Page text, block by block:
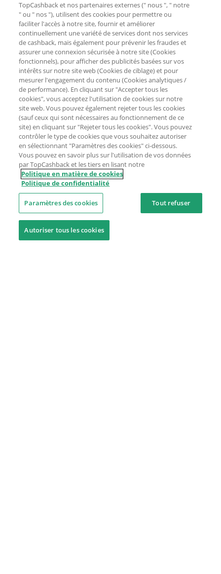
TopCashback et nos partenaires externes (" nous ", " notre
" ou " nos "), utilisent des cookies pour permettre ou
faciliter l'accès à notre site, fournir et améliorer
continuellement une variété de services dont nos services
de cashback, mais également pour prévenir les fraudes et
assurer une connexion sécurisée à notre site (Cookies
fonctionnels), pour afficher des publicités basées sur vos
intérêts sur notre site web (Cookies de ciblage) et pour
mesurer l'engagement du contenu (Cookies analytiques /
de performance). En cliquant sur "Accepter tous les
cookies", vous acceptez l'utilisation de cookies sur notre
site web. Vous pouvez également rejeter tous les cookies
(sauf ceux qui sont nécessaires au fonctionnement de ce
site) en cliquant sur "Rejeter tous les cookies". Vous pouvez
contrôler le type de cookies que vous souhaitez autoriser
en sélectionnant "Paramètres des cookies" ci-dessous.
Vous pouvez en savoir plus sur l'utilisation de vos données
par TopCashback et les tiers en lisant notre
Politique en matière de cookies
Politique de confidentialité
Paramètres des cookies Tout refuser
Autoriser tous les cookies